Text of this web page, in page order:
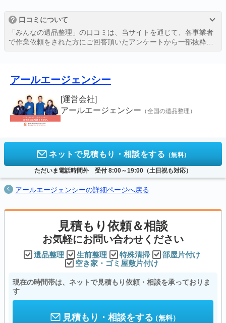
? 口コミについて
「みんなの遺品整理」の口コミは、当サイトを通じて、各事業者
で作業依頼をされた方にご回答頂いたアンケートから一部抜粋し
アールエージェンシー
[運営会社]
アールエージェンシー （全国の遺品整理）
ネットで見積もり・相談をする （無料）
ただいま電話時間外 受付 8:00～19:00（土日祝も対応）
アールエージェンシーの詳細ページへ戻る
見積もり依頼＆相談
お気軽にお問い合わせください
遺品整理 生前整理 特殊清掃
部屋片付け
空き家・ゴミ屋敷片付け
現在の時間帯は、ネットで見積もり依頼・相談を承っておりま
す
見積もり・相談をする（無料）